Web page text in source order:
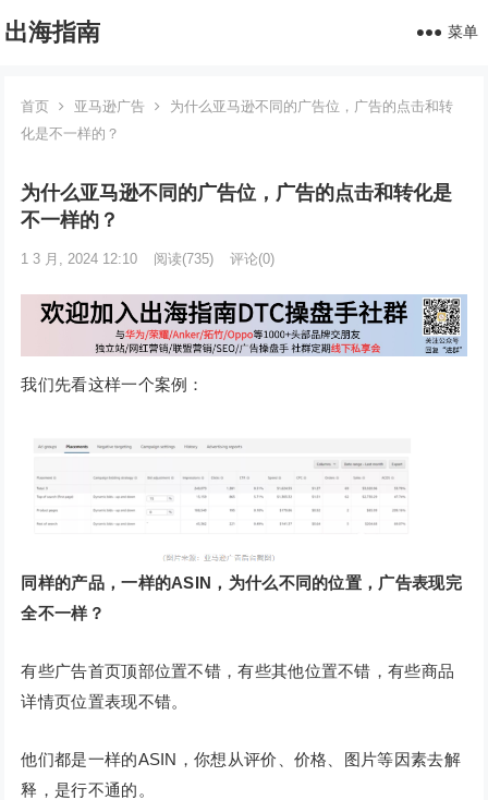
出海指南 菜单
首页 亚马逊广告
为什么亚马逊不同的广告位，广告的点击和转
化是不一样的？
为什么亚马逊不同的广告位，广告的点击和转化是
不一样的？
1 3 月, 2024 12:10 阅读(735) 评论(0)
我们先看这样一个案例：
同样的产品，一样的ASIN，为什么不同的位置，广告表现完
全不一样？
有些广告首页顶部位置不错，有些其他位置不错，有些商品
详情页位置表现不错。
他们都是一样的ASIN，你想从评价、价格、图片等因素去解
释，是行不通的。